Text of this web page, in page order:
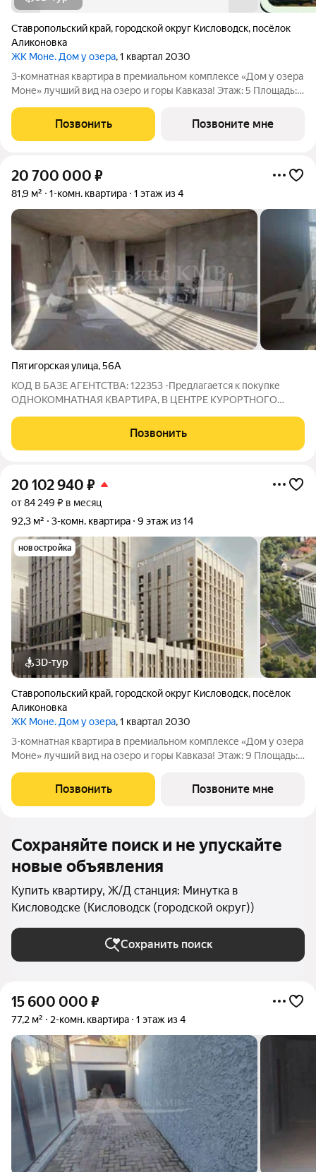
Ставропольский край, городской округ Кисловодск, посёлок
Аликоновка
ЖК Моне. Дом у озера, 1 квартал 2030
3-комнатная квартира в премиальном комплексе «Дом у озера
Моне» лучший вид на озеро и горы Кавказа! Этаж: 5 Площадь:
инвестиционном проекте федерального застройщика
ЮгСтройИнвест. Локация экологически
Позвонить Позвоните мне
20 700 000 ₽
81,9 м² 1-комн. квартира 1 этаж из 4
Пятигорская улица,56А
КОД В БАЗЕ АГЕНТСТВА: 122353 -Предлагается к покупке
ОДНОКОМНАТНАЯ КВАРТИРА, В ЦЕНТРЕ КУРОРТНОГО
закрытая территория под охраной. Подземная парковка на 12
мест. На первом этаже есть терраса.
Позвонить
20 102 940 ₽
от 84 249 ₽ в месяц
92,3 м²
3-комн. квартира 9 этаж из 14
новостройка
3D-тур
Ставропольский край, городской округ Кисловодск, посёлок
Аликоновка
ЖК Моне. Дом у озера, 1 квартал 2030
3-комнатная квартира в премиальном комплексе «Дом у озера
Моне» лучший вид на озеро и горы Кавказа! Этаж: 9 Площадь:
инвестиционном проекте федерального застройщика
ЮгСтройИнвест. Локация экологически
Позвонить Позвоните мне
Сохраняйте поиск и не упускайте
новые объявления
Купить квартиру, Ж/Д станция: Минутка в
Кисловодске (Кисловодск (городской округ))
Сохранить поиск
15 600 000 ₽
77,2 м² 2-комн. квартира 1 этаж из 4